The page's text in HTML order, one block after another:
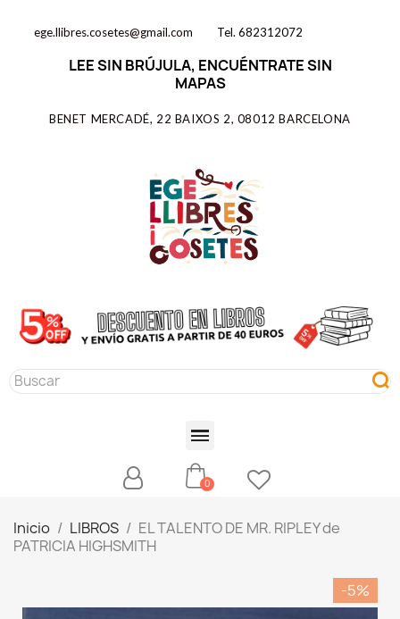
ege.llibres.cosetes@gmail.com Tel. 682312072
LEE SIN BRÚJULA, ENCUÉNTRATE SIN
MAPAS
BENET MERCADÉ, 22 BAIXOS 2, 08012 BARCELONA
Inicio LIBROS
EL TALENTO DE MR. RIPLEY de
PATRICIA HIGHSMITH
-5%